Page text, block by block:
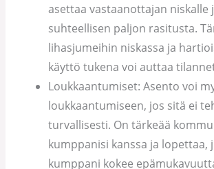
asettaa vastaanottajan niskalle
suhteellisen paljon rasitusta.
lihasjumeihin niskassa ja
käyttö tukena voi auttaa
Loukkaantumiset: Asento voi
loukkaantumiseen, jos sitä ei
turvallisesti. On tärkeää
kumppanisi kanssa ja lopettaa,
kumppani kokee